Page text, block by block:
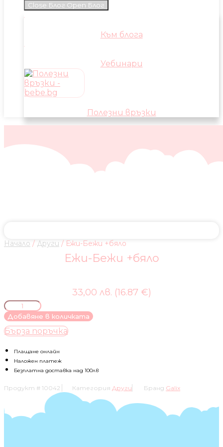
Close Блог Open Блог
Към блога
Уебинари
Полезни връзки
Начало / Други / Ежи-Бежи +бяло
Ежи-Бежи +бяло
33,00 лв. (16.87 €)
количество
за
Ежи-
Бежи
Добавяне в количката
Бърза поръчка
Плащане онлайн
Наложен платеж
Безплатна доставка над 100лв
Продукт # 10042 Категория Други Бранд Galix